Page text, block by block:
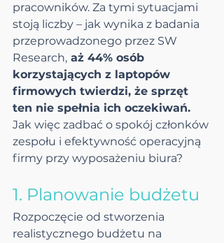
pracowników. Za tymi sytuacjami
stoją liczby – jak wynika z badania
przeprowadzonego przez SW
Research, aż 44% osób
korzystających z laptopów
firmowych twierdzi, że sprzęt
ten nie spełnia ich oczekiwań.
Jak więc zadbać o spokój członków
zespołu i efektywność operacyjną
firmy przy wyposażeniu biura?
1. Planowanie budżetu
Rozpoczęcie od stworzenia
realistycznego budżetu na